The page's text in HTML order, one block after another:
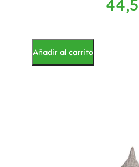
Añadir al carrito